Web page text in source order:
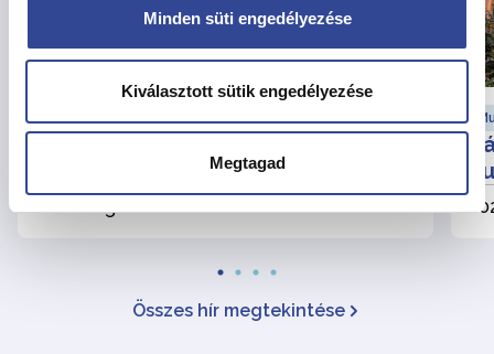
Minden süti engedélyezése
Kiválasztott sütik engedélyezése
Megtagad
Összes hír megtekintése